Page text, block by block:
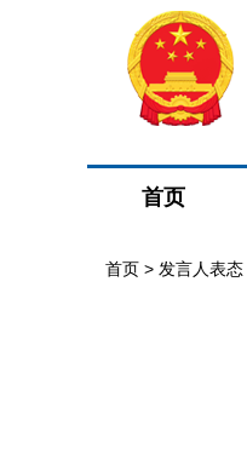
首页
首页 > 发言人表态